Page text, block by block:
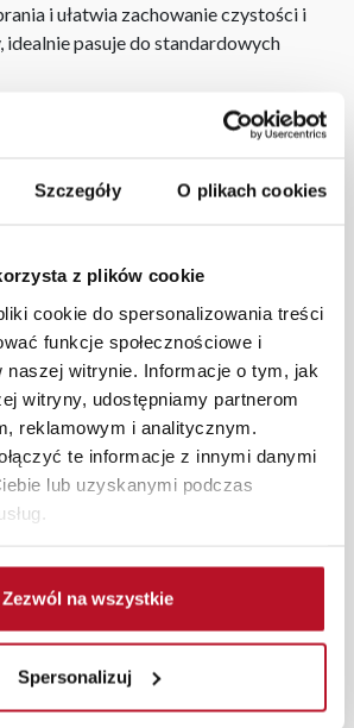
Szczegóły O plikach cookies
z plików cookie
cookie do spersonalizowania treści
funkcje społecznościowe i
naszej witrynie. Informacje o tym, jak
witryny, udostępniamy partnerom
reklamowym i analitycznym.
te informacje z innymi danymi
lub uzyskanymi podczas
Zezwól na wszystkie
Spersonalizuj
i ułatwia zachowanie czystości i
idealnie pasuje do standardowych
wzmocniony podwójnym filcem i
co zwiększa jego wytrzymałość. Jest
o większej masie ciała.
używana w FM "BODZIO",
najbardziej miekki materac, a H4-
mebli Bodzio oferujemy pomoc w
pracownicy z wykorzystaniem
wizualizację Państwa
z wyceną. Każde zamówienie
stacjonarnym dostarczymy do 3 dni
czas dostawy wynosi do 5 dni
na terenie całego kraju. Wszystkie